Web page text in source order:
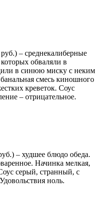
– среднекалиберные
обваляли в
в синюю миску с неким
смесь киношного
креветок. Соус
– отрицательное.
– худшее блюдо обеда.
Начинка мелкая,
серый, странный, с
ноль.